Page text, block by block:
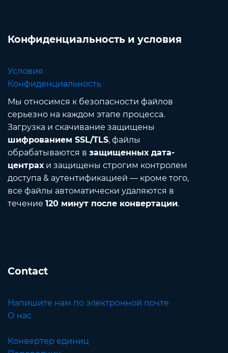
Конфиденциальность и условия
Условия
Конфиденциальность
Мы относимся к безопасности файлов
серьезно на каждом этапе процесса.
Загрузка и скачивание защищены
шифрованием SSL/TLS, файлы
обрабатываются в защищенных дата-
центрахи защищены строгим контролем
доступа & аутентификацией — кроме того,
все файлы автоматически удаляются в
течение 120 минут после конвертации.
Contact
Напишите нам по электронной почте
О нас
Конвертер единиц